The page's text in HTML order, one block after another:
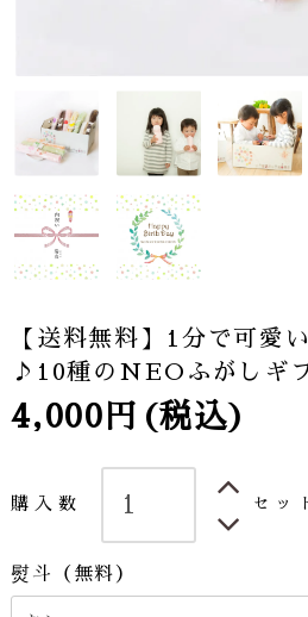
【送料無料】1分で可愛
♪10種のNEOふがしギ
4,000円(税込)
購入数 セッ
熨斗（無料）